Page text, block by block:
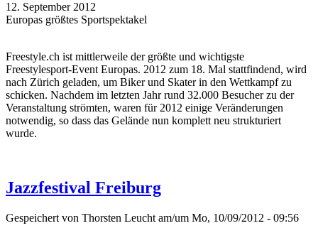
12. September 2012
Europas größtes Sportspektakel
Freestyle.ch ist mittlerweile der größte und wichtigste
Freestylesport-Event Europas. 2012 zum 18. Mal stattfindend, wird
nach Zürich geladen, um Biker und Skater in den Wettkampf zu
schicken. Nachdem im letzten Jahr rund 32.000 Besucher zu der
Veranstaltung strömten, waren für 2012 einige Veränderungen
notwendig, so dass das Gelände nun komplett neu strukturiert
wurde.
Jazzfestival Freiburg
Gespeichert von Thorsten Leucht am/um Mo, 10/09/2012 - 09:56